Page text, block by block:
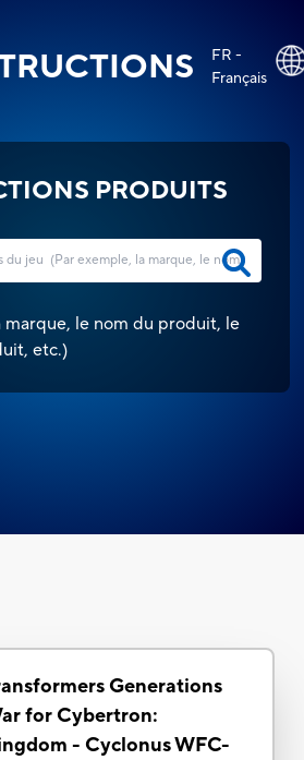
FR -
Français
PRODUITS
marque, le nom du produit, le
etc.)
Generations
for Cybertron:
- Cyclonus WFC-